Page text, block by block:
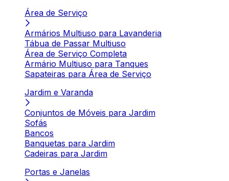
Área de Serviço
Armários Multiuso para Lavanderia
Tábua de Passar Multiuso
Área de Serviço Completa
Armário Multiuso para Tanques
Sapateiras para Área de Serviço
Jardim e Varanda
Conjuntos de Móveis para Jardim
Sofás
Bancos
Banquetas para Jardim
Cadeiras para Jardim
Portas e Janelas